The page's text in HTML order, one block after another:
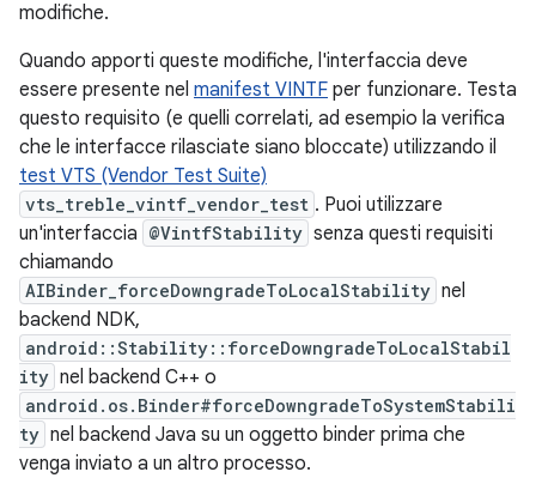
modifiche.
Quando apporti queste modifiche, l'interfaccia deve
essere presente nel manifest VINTF per funzionare. Testa
questo requisito (e quelli correlati, ad esempio la verifica
che le interfacce rilasciate siano bloccate) utilizzando il
test VTS (Vendor Test Suite)
vts_treble_vintf_vendor_test . Puoi utilizzare
un'interfaccia @VintfStability senza questi requisiti
chiamando
AIBinder_forceDowngradeToLocalStability nel
backend NDK,
android::Stability::forceDowngradeToLocalStabil
ity nel backend C++ o
android.os.Binder#forceDowngradeToSystemStabili
ty nel backend Java su un oggetto binder prima che
venga inviato a un altro processo.